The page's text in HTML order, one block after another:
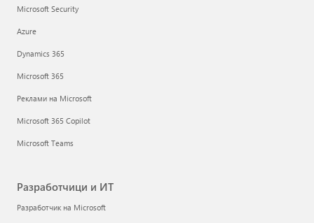
Microsoft Security
Azure
Dynamics 365
Microsoft 365
Реклами на Microsoft
Microsoft 365 Copilot
Microsoft Teams
Разработчици и ИТ
Разработчик на Microsoft